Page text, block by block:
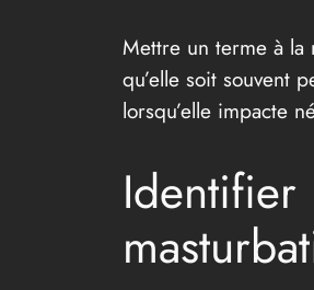
Mettre un terme à la
qu’elle soit souvent
lorsqu’elle impacte
Identifier